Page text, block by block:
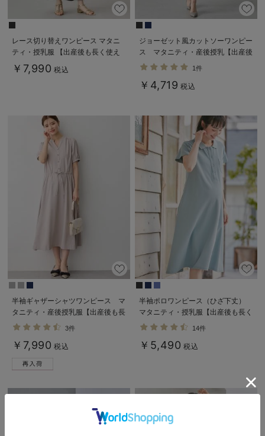
レース切り替えワンピース マタニ
ティ・授乳服 【出産後も長く使え
る】
￥7,990 税込
ジョーゼット風カットソーワンピー
ス マタニティ・産後授乳【出産後
も長く使える】Rosemadame（ロ
1件
￥4,719 税込
半袖ギャザーシャツワンピース マ
タニティ・産後授乳服【出産後も長
く使える】
3件
￥7,990 税込
半袖ポロワンピース（ひざ下丈）
マタニティ・授乳服【出産後も長く
使える】
14件
￥5,490 税込